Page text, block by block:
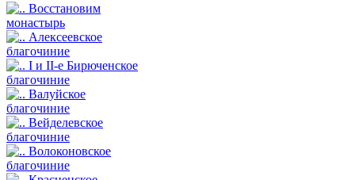
Восстановим
монастырь
Алексеевское
благочиние
I и II-е Бирюченское
благочиние
Валуйское
благочиние
Вейделевское
благочиние
Волоконовское
благочиние